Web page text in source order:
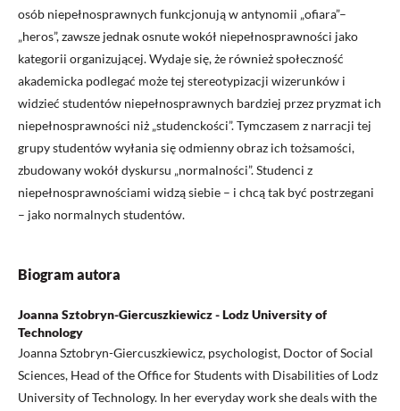
osób niepełnosprawnych funkcjonują w antynomii „ofiara”–
„heros”, zawsze jednak osnute wokół niepełnosprawności jako
kategorii organizującej. Wydaje się, że również społeczność
akademicka podlegać może tej stereotypizacji wizerunków i
widzieć studentów niepełnosprawnych bardziej przez pryzmat ich
niepełnosprawności niż „studenckości”. Tymczasem z narracji tej
grupy studentów wyłania się odmienny obraz ich tożsamości,
zbudowany wokół dyskursu „normalności”. Studenci z
niepełnosprawnościami widzą siebie – i chcą tak być postrzegani
– jako normalnych studentów.
Biogram autora
Joanna Sztobryn-Giercuszkiewicz - Lodz University of
Technology
Joanna Sztobryn-Giercuszkiewicz, psychologist, Doctor of Social
Sciences, Head of the Office for Students with Disabilities of Lodz
University of Technology. In her everyday work she deals with the